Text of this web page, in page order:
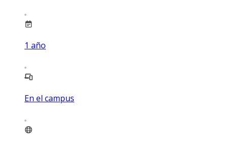
1 año
En el campus